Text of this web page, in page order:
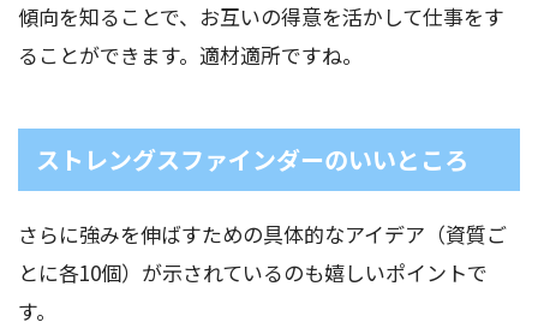
傾向を知ることで、お互いの得意を活かして仕事をす
ることができます。適材適所ですね。
ストレングスファインダーのいいところ
さらに強みを伸ばすための具体的なアイデア（資質ご
とに各10個）が示されているのも嬉しいポイントで
す。